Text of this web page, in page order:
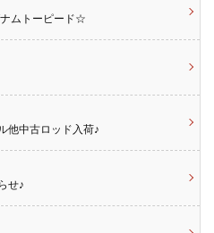
ムトーピード☆
他中古ロッド入荷♪
せ♪